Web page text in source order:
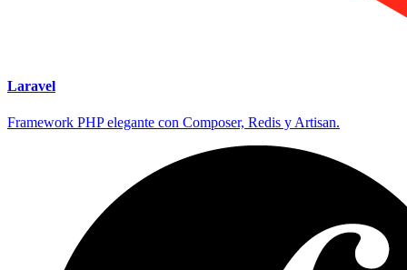
Laravel
Framework PHP elegante con Composer, Redis y Artisan.